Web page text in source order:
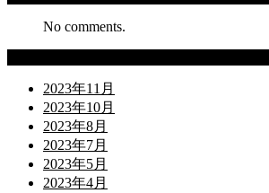
No comments.
2023年11月
2023年10月
2023年8月
2023年7月
2023年5月
2023年4月